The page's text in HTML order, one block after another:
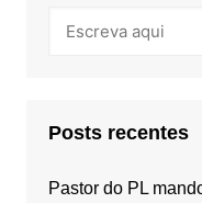
Posts recentes
Pastor do PL